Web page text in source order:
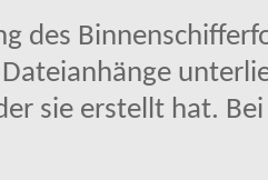
des
sie erstellt hat.